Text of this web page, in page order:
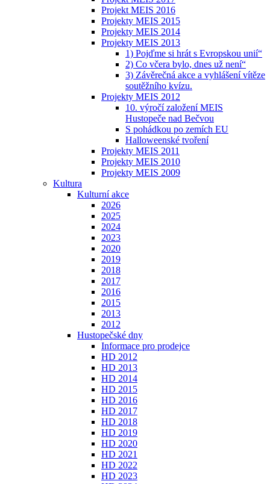
Projekt MEIS 2016
Projekty MEIS 2015
Projekty MEIS 2014
Projekty MEIS 2013
1) Pojďme si hrát s Evropskou unií“
2) Co včera bylo, dnes už není“
3) Závěrečná akce a vyhlášení vítěze
soutěžního kvízu.
Projekty MEIS 2012
10. výročí založení MEIS
Hustopeče nad Bečvou
S pohádkou po zemích EU
Halloweenské tvoření
Projekty MEIS 2011
Projekty MEIS 2010
Projekty MEIS 2009
Kultura
Kulturní akce
2026
2025
2024
2023
2020
2019
2018
2017
2016
2015
2013
2012
Hustopečské dny
Informace pro prodejce
HD 2012
HD 2013
HD 2014
HD 2015
HD 2016
HD 2017
HD 2018
HD 2019
HD 2020
HD 2021
HD 2022
HD 2023